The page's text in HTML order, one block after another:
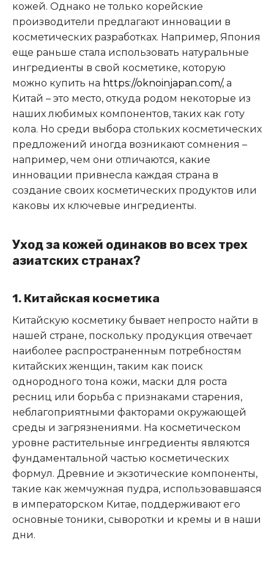
кожей. Однако не только корейские
производители предлагают инновации в
косметических разработках. Например, Япония
еще раньше стала использовать натуральные
ингредиенты в свой косметике, которую
можно купить на https://oknoinjapan.com/, а
Китай – это место, откуда родом некоторые из
наших любимых компонентов, таких как готу
кола. Но среди выбора стольких косметических
предложений иногда возникают сомнения –
например, чем они отличаются, какие
инновации привнесла каждая страна в
создание своих косметических продуктов или
каковы их ключевые ингредиенты.
Уход за кожей одинаков во всех трех
азиатских странах?
1. Китайская косметика
Китайскую косметику бывает непросто найти в
нашей стране, поскольку продукция отвечает
наиболее распространенным потребностям
китайских женщин, таким как поиск
однородного тона кожи, маски для роста
ресниц или борьба с признаками старения,
неблагоприятными факторами окружающей
среды и загрязнениями. На косметическом
уровне растительные ингредиенты являются
фундаментальной частью косметических
формул. Древние и экзотические компоненты,
такие как жемчужная пудра, использовавшаяся
в императорском Китае, поддерживают его
основные тоники, сыворотки и кремы и в наши
дни.